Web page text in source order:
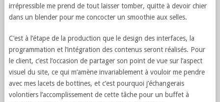
irrépressible me prend de tout laisser tomber, quitte à devoir chier
dans un blender pour me concocter un smoothie aux selles.
C’est à l’étape de la production que le design des interfaces, la
programmation et l’intégration des contenus seront réalisés. Pour
le client, c’est l’occasion de partager son point de vue sur l’aspect
visuel du site, ce qui m’amène invariablement à vouloir me pendre
avec mes lacets de bottines, et c’est pourquoi j’échangerais
volontiers l’accomplissement de cette tâche pour un buffet à